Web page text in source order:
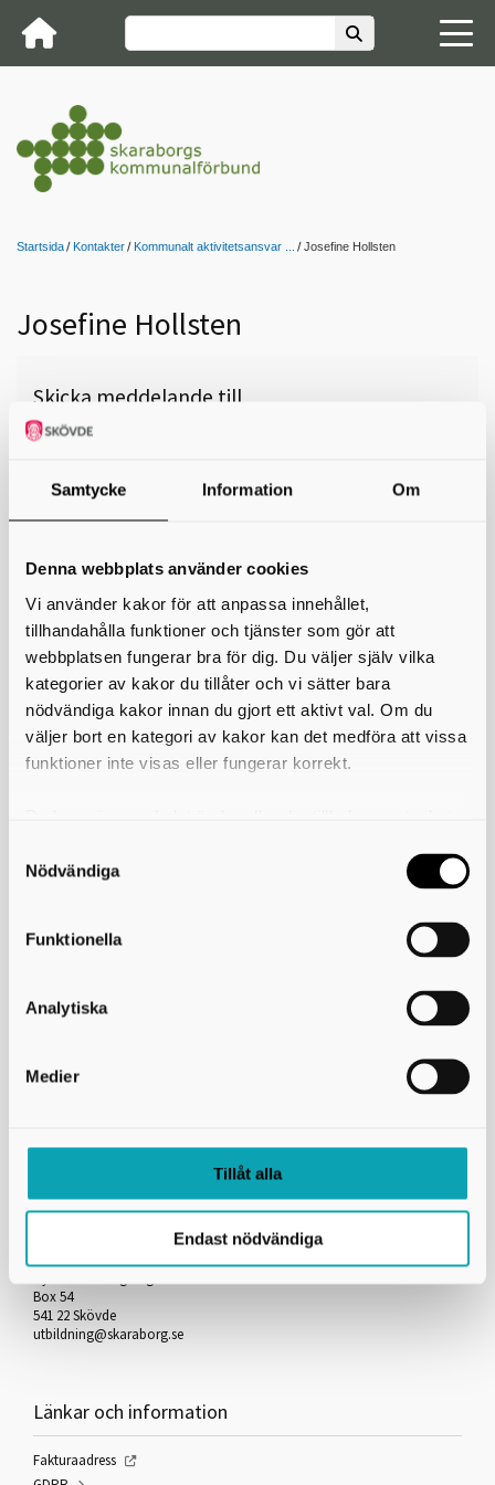
Samtycke Information Om
Denna webbplats använder cookies
Vi använder kakor för att anpassa innehållet,
tillhandahålla funktioner och tjänster som gör att
webbplatsen fungerar bra för dig. Du väljer själv vilka
kategorier av kakor du tillåter och vi sätter bara
nödvändiga kakor innan du gjort ett aktivt val. Om du
väljer bort en kategori av kakor kan det medföra att vissa
funktioner inte visas eller fungerar korrekt.
användning av kakor som du hittar längst ner på sidan
Nödvändiga
Funktionella
Analytiska
Medier
Tillåt alla
Endast nödvändiga
Startsida Kontakter Kommunalt aktivitetsansvar ... Josefine Hollsten
Josefine Hollsten
Skicka meddelande till
Josefine Hollsten, Vara,
Ditt namn
Telefon
*Ämne
Meddelande
Kontakta oss
Box 54
541 22 Skövde
utbildning@skaraborg.se
Länkar och information
Fakturaadress